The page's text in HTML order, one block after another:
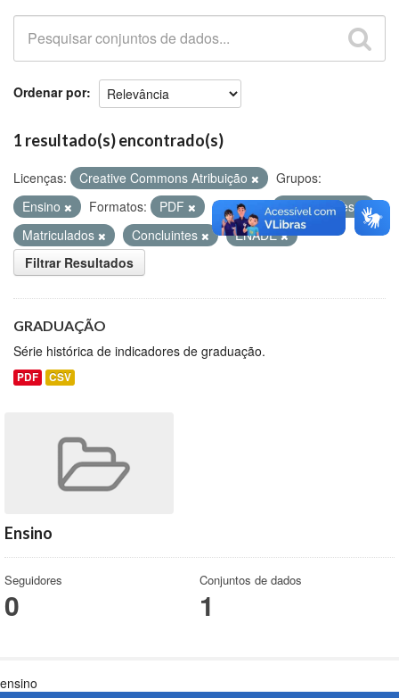
Ordenar por
1 resultado(s) encontrado(s)
Licenças: Creative Commons Atribuição
Grupos:
Ensino
Formatos: PDF Etiquetas:
Ingressantes
Matriculados
Concluintes
ENADE
Filtrar Resultados
GRADUAÇÃO
Série histórica de indicadores de graduação.
PDF CSV
Ensino
Seguidores
0
Conjuntos de dados
1
ensino